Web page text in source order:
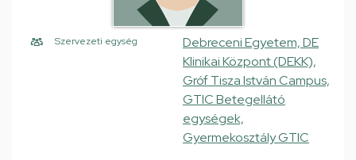
Szervezeti egység
Debreceni Egyetem, DE
Klinikai Központ (DEKK),
Gróf Tisza István Campus,
GTIC Betegellátó
egységek,
Gyermekosztály GTIC